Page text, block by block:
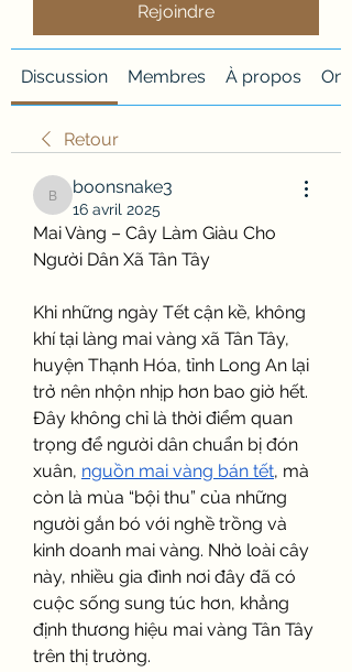
Rejoindre
Discussion Membres À propos
Retour
boonsnake3
boonsnake3
16 avril 2025
Mai Vàng – Cây Làm Giàu Cho
Người Dân Xã Tân Tây
Khi những ngày Tết cận kề, không
khí tại làng mai vàng xã Tân Tây,
huyện Thạnh Hóa, tỉnh Long An lại
trở nên nhộn nhịp hơn bao giờ hết.
Đây không chỉ là thời điểm quan
trọng để người dân chuẩn bị đón
xuân, nguồn mai vàng bán tết, mà
còn là mùa “bội thu” của những
người gắn bó với nghề trồng và
kinh doanh mai vàng. Nhờ loài cây
này, nhiều gia đình nơi đây đã có
cuộc sống sung túc hơn, khẳng
định thương hiệu mai vàng Tân Tây
trên thị trường.